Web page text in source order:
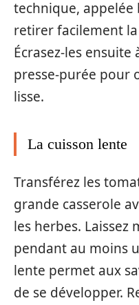
technique,
retirer facilement
Écrasez-les
presse-purée pour
lisse.
La cuisson lente
Transférez les
grande casserole
les herbes.
pendant au moins
lente permet aux
de se développer.